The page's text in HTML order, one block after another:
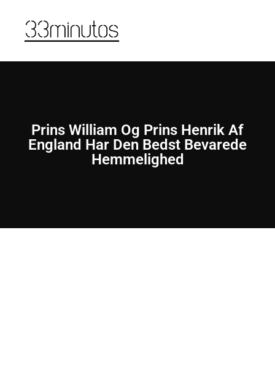
Prins William Og Prins Henrik Af
England Har Den Bedst Bevarede
Hemmelighed